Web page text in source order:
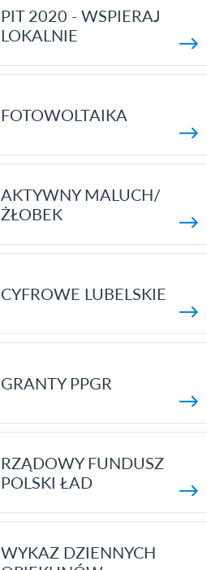
PIT 2020 - WSPIERAJ
LOKALNIE
FOTOWOLTAIKA
AKTYWNY MALUCH/
ŻŁOBEK
CYFROWE LUBELSKIE
GRANTY PPGR
RZĄDOWY FUNDUSZ
POLSKI ŁAD
WYKAZ DZIENNYCH